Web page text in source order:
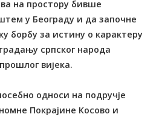
на простору бивше
у Београду и да започне
борбу за истину о карактеру
српског народа
вијека.
односи на подручје
Покрајине Косово и